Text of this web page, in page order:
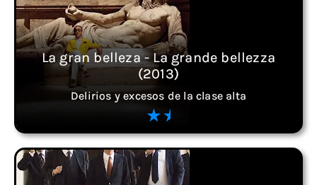
La gran belleza - La grande bellezza
(2013)
Delirios y excesos de la clase alta